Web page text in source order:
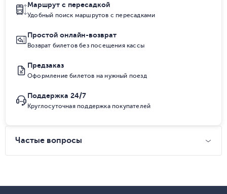
Маршрут с пересадкой
Удобный поиск маршрутов с пересадками
Простой онлайн-возврат
Возврат билетов без посещения кассы
Предзаказ
Оформление билетов на нужный поезд
Поддержка 24/7
Круглосуточная поддержка покупателей
Частые вопросы